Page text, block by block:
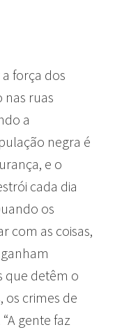
força dos
nas ruas
a
negra é
e o
cada dia
os
com as coisas,
que detêm o
os crimes de
gente faz